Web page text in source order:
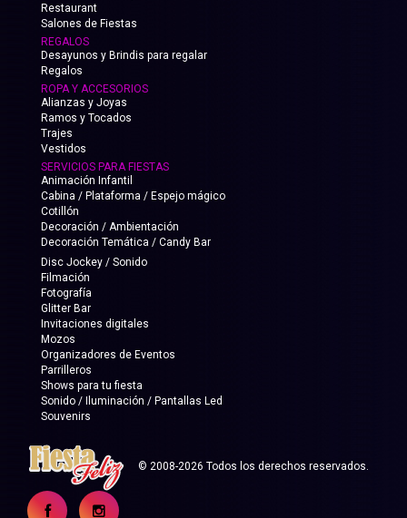
Restaurant
Salones de Fiestas
REGALOS
Desayunos y Brindis para regalar
Regalos
ROPA Y ACCESORIOS
Alianzas y Joyas
Ramos y Tocados
Trajes
Vestidos
SERVICIOS PARA FIESTAS
Animación Infantil
Cabina / Plataforma / Espejo mágico
Cotillón
Decoración / Ambientación
Decoración Temática / Candy Bar
Disc Jockey / Sonido
Filmación
Fotografía
Glitter Bar
Invitaciones digitales
Mozos
Organizadores de Eventos
Parrilleros
Shows para tu fiesta
Sonido / Iluminación / Pantallas Led
Souvenirs
© 2008-2026 Todos los derechos reservados.